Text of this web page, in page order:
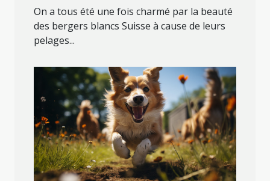
On a tous été une fois charmé par la beauté
des bergers blancs Suisse à cause de leurs
pelages...